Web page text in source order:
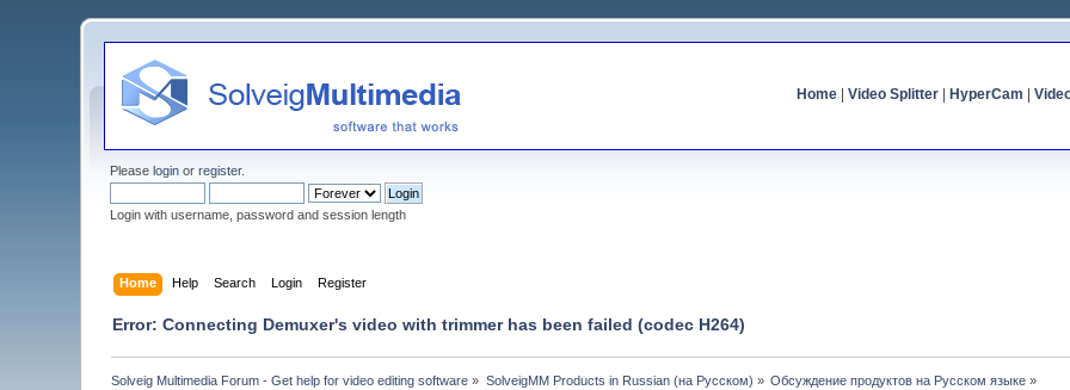
Home| Video Splitter| HyperCam
Pleaselogin orregister.
Login with username, password and session length
Home Help Search Login Register
Error: Connecting Demuxer's video with trimmer has been failed (codec H264)
Solveig Multimedia Forum - Get help for video editing software » SolveigMM Products in Russian (на Русском) » Обсуждение продуктов на Русском языке »